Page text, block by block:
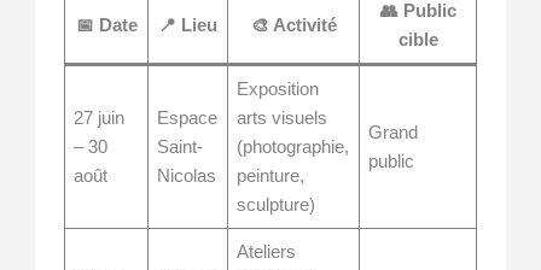
📅 Date 📍 Lieu 🎨 Activité
👥 Public
cible
27 juin
– 30
août
Espace
Saint-
Nicolas
Exposition
arts visuels
(photographie,
peinture,
sculpture)
Grand
public
Ateliers